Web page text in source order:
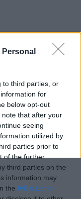
to third parties, or
for
below opt-out
that after your
seeing
utilized by
parties prior to
of the further
third parties on the
information may
the IAB’s List of